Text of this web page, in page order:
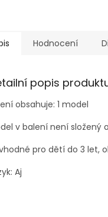
Hodnocení
popis
obsahuje: 1 model
v balení není složený
pro dětí do 3 let,
Aj